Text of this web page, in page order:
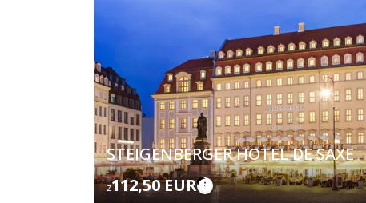
STEIGENBERGER HOTEL DE SAXE
z112,50 EUR